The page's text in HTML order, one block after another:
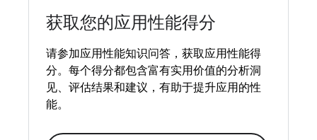
获取您的应用性能得分
请参加应用性能知识问答，获取应用性能得
分。每个得分都包含富有实用价值的分析洞
见、评估结果和建议，有助于提升应用的性
能。